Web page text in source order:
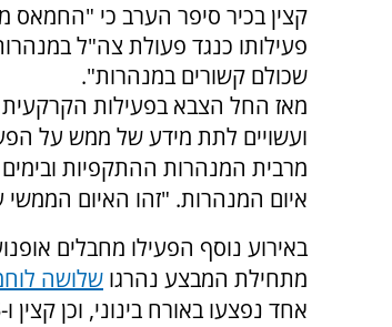
קצין בכיר סיפר הערב כי "החמאס
פעילותו כנגד פעולת צה"ל
שכולם קשורים במנהרות".
מאז החל הצבא בפעילות
ועשויים לתת מידע של ממש על
מרבית המנהרות ההתקפיות
איום המנהרות. "זהו האיום הממשי
באירוע נוסף הפעילו מחבלים
מתחילת המבצע נהרגו שלושה
אחד נפצעו באורח בינוני, וכן קצין ו-5 חיילי צה"ל נפצעו באורח קל.